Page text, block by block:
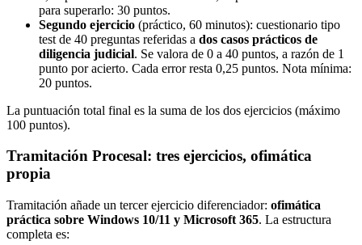
para superarlo: 30 puntos.
Segundo ejercicio (práctico, 60 minutos): cuestionario tipo
test de 40 preguntas referidas a dos casos prácticos de
diligencia judicial. Se valora de 0 a 40 puntos, a razón de 1
punto por acierto. Cada error resta 0,25 puntos. Nota mínima:
20 puntos.
La puntuación total final es la suma de los dos ejercicios (máximo
100 puntos).
Tramitación Procesal: tres ejercicios, ofimática
propia
Tramitación añade un tercer ejercicio diferenciador: ofimática
práctica sobre Windows 10/11 y Microsoft 365. La estructura
completa es: